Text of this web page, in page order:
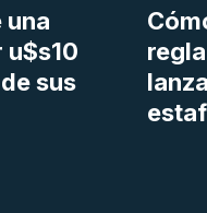
una
u$s10
sus